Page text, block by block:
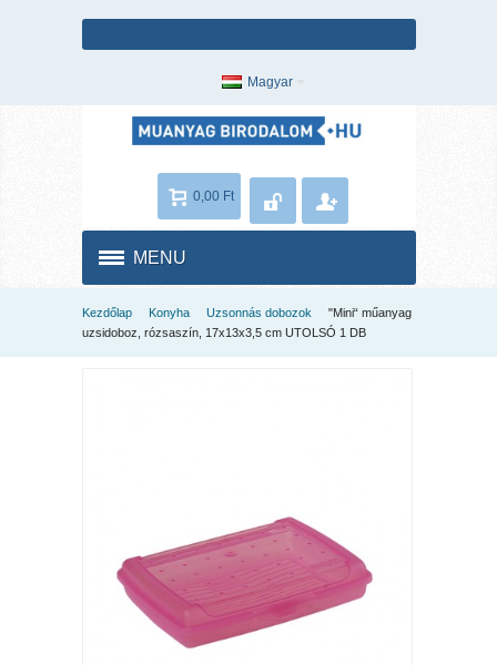
Magyar
0,00 Ft
MENU
Kezdőlap Konyha Uzsonnás dobozok
"Mini“ műanyag
uzsidoboz, rózsaszín, 17x13x3,5 cm UTOLSÓ 1 DB